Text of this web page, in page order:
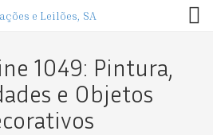
1049: Pintura,
e Objetos